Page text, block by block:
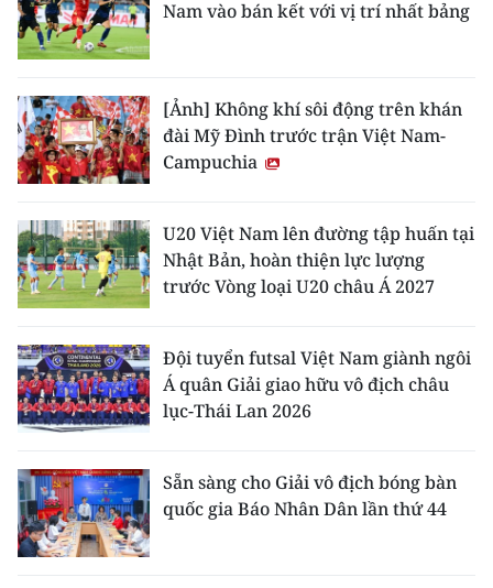
Nam vào bán kết với vị trí nhất bảng
[Ảnh] Không khí sôi động trên khán
đài Mỹ Đình trước trận Việt Nam-
Campuchia
U20 Việt Nam lên đường tập huấn tại
Nhật Bản, hoàn thiện lực lượng
trước Vòng loại U20 châu Á 2027
Đội tuyển futsal Việt Nam giành ngôi
Á quân Giải giao hữu vô địch châu
lục-Thái Lan 2026
Sẵn sàng cho Giải vô địch bóng bàn
quốc gia Báo Nhân Dân lần thứ 44